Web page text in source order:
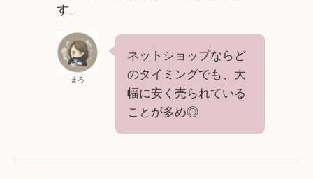
す。
まろ
ネットショップならど
のタイミングでも、大
幅に安く売られている
ことが多め◎